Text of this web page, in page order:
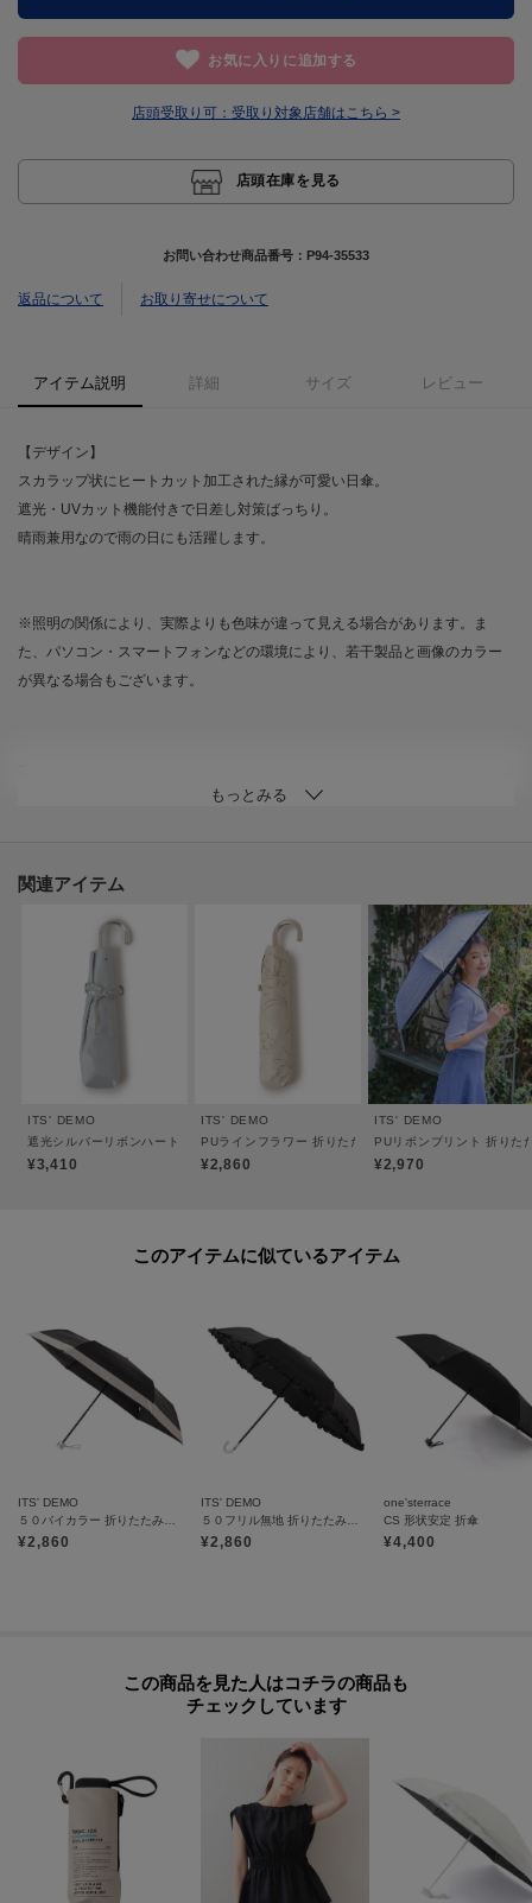
お気に入りに追加する
店頭受取り可： 受取り対象店舗はこちら >
店頭在庫を見る
お問い合わせ商品番号： P94-35533
返品について お取り寄せについて
アイテム説明 詳細 サイズ レビュー
【デザイン】
スカラップ状にヒートカット加工された縁が可愛い日傘。
遮光・UVカット機能付きで日差し対策ばっちり。
晴雨兼用なので雨の日にも活躍します。
※照明の関係により、実際よりも色味が違って見える場合があります。ま
た、パソコン・スマートフォンなどの環境により、若干製品と画像のカラー
が異なる場合もございます。
▽気になる商品はハートマークをクリック！
・お気に入り一覧からいつでもチェック
▽ブランドのお気に入り登録も！
・新商品やお得な情報をいち早くお知らせ
関連アイテム
ITS' DEMO
遮光シルバーリボンハート 折りたたみ傘 日傘
¥3,410
ITS' DEMO
PUラインフラワー 折りたたみ傘 日傘
¥2,860
ITS' DEMO
PUリボンプリント 折りた
¥2,970
このアイテムに似ているアイテム
ITS' DEMO
¥2,860
ITS' DEMO
¥2,860
one'sterrace
CS 形状安定 折傘
¥4,400
この商品を見た人はコチラの商品も
チェックしています